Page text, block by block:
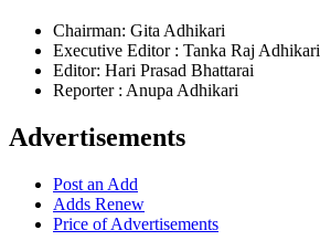
Chairman: Gita Adhikari
Executive Editor : Tanka Raj Adhikari
Editor: Hari Prasad Bhattarai
Reporter : Anupa Adhikari
Advertisements
Post an Add
Adds Renew
Price of Advertisements